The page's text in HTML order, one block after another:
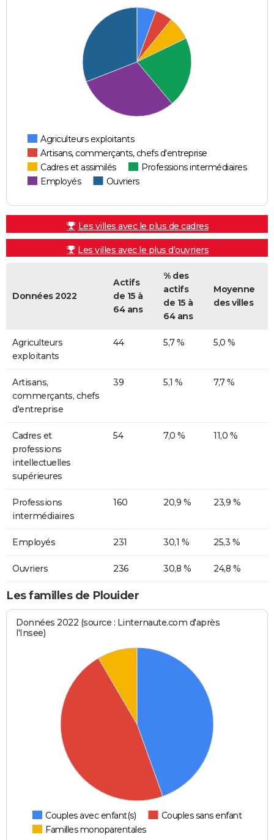
Agriculteurs exploitants
Artisans, commerçants, chefs d'entreprise
Cadres et assimilés
Professions intermédiaires
Employés
Ouvriers
Les villes avec le plus de cadres
Les villes avec le plus d'ouvriers
Données 2022
Actifs
de 15 à
64 ans
% des
actifs
de 15 à
64 ans
Moyenne
des villes
Agriculteurs
exploitants
44 5,7 % 5,0 %
Artisans,
commerçants, chefs
d'entreprise
39 5,1 % 7,7 %
Cadres et
professions
intellectuelles
supérieures
54 7,0 % 11,0 %
Professions
intermédiaires
160 20,9 % 23,9 %
Employés 231 30,1 % 25,3 %
Ouvriers 236 30,8 % 24,8 %
Les familles de Plouider
Données 2022 (source : Linternaute.com d'après
l'Insee)
Couples avec enfant(s)
Couples sans enfant
Familles monoparentales